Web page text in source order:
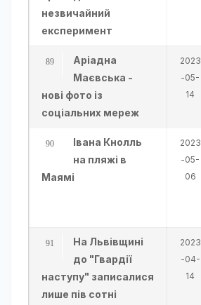
незвичайний
експеримент
Аріадна
Маєвська -
нові фото із
соціальних мереж
2023
-05-
14
Івана Кнолль
на пляжі в
Маямі
2023
-05-
06
На Львівщині
до "Гвардії
наступу" записалися
лише пів сотні
2023
-04-
14